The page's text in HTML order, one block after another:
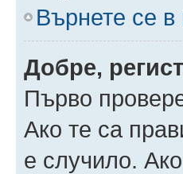
Върнете се в
Добре,
Първо
Ако те са
е случило.